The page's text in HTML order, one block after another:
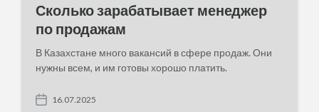
Сколько зарабатывает менеджер
по продажам
В Казахстане много вакансий в сфере продаж. Они
нужны всем, и им готовы хорошо платить.
P
16.07.2025